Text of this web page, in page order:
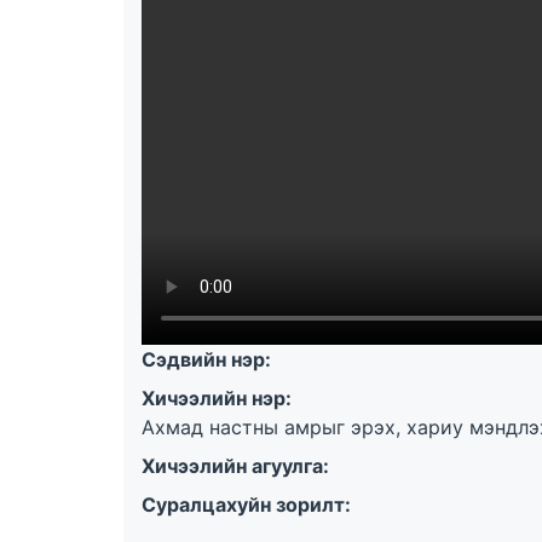
Сэдвийн нэр:
Хичээлийн нэр:
Ахмад настны амрыг эрэх, хариу
Хичээлийн агуулга:
Суралцахуйн зорилт: